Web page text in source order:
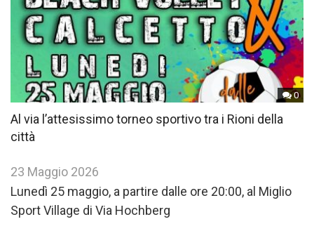
0
Al via l’attesissimo torneo sportivo tra i Rioni della
città
23 Maggio 2026
Lunedì 25 maggio, a partire dalle ore 20:00, al Miglio
Sport Village di Via Hochberg